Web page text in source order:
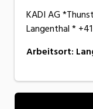
KADI AG
Langenthal *
Arbeitsort: